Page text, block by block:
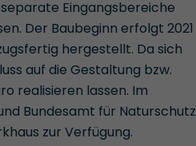
Eingangsbereiche
Der Baubeginn erfolgt 2021
hergestellt. Da sich
auf die Gestaltung bzw.
realisieren lassen. Im
Bundesamt für Naturschutz
zur Verfügung.